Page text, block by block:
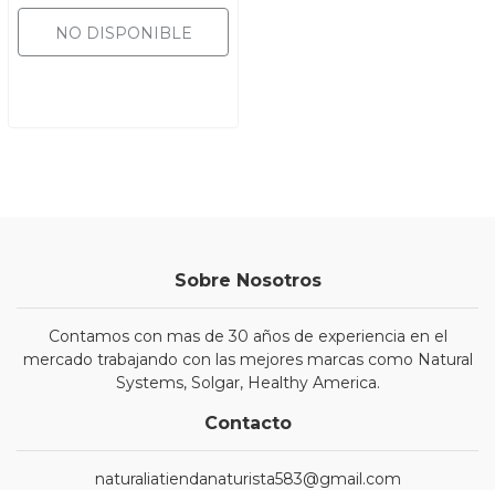
NO DISPONIBLE
Sobre Nosotros
Contamos con mas de 30 años de experiencia en el
mercado trabajando con las mejores marcas como Natural
Systems, Solgar, Healthy America.
Contacto
naturaliatiendanaturista583@gmail.com